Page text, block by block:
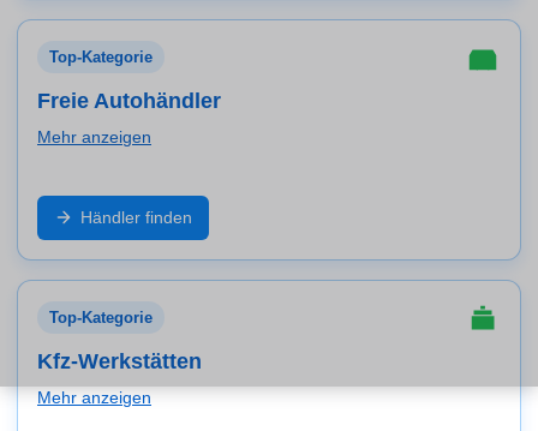
Top-Kategorie
Freie Autohändler
Mehr anzeigen
Große Auswahl an Marken und Modellen: Entdecke
freie Händler in Köln für Gebrauchtwagen,
Inzahlungnahme, Garantiepakete und schnelle
Händler finden
Top-Kategorie
Kfz-Werkstätten
Mehr anzeigen